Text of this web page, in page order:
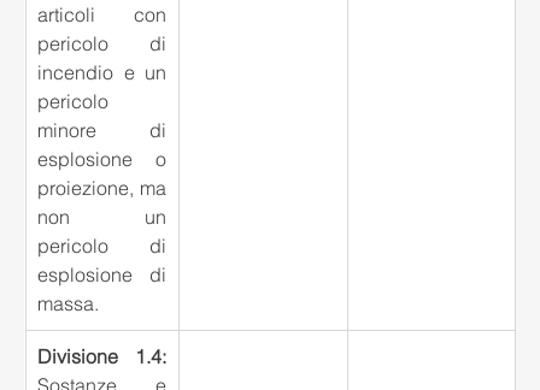
articoli con
pericolo di
incendio e un
pericolo
minore di
esplosione o
proiezione, ma
non un
pericolo di
esplosione di
massa.
Divisione 1.4: